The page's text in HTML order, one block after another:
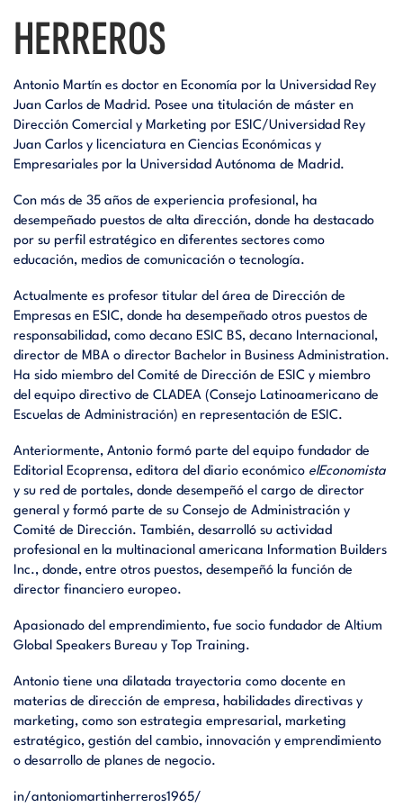
HERREROS
Antonio Martín es doctor en Economía por la Universidad Rey
Juan Carlos de Madrid. Posee una titulación de máster en
Dirección Comercial y Marketing por ESIC/Universidad Rey
Juan Carlos y licenciatura en Ciencias Económicas y
Empresariales por la Universidad Autónoma de Madrid.
Con más de 35 años de experiencia profesional, ha
desempeñado puestos de alta dirección, donde ha destacado
por su perfil estratégico en diferentes sectores como
educación, medios de comunicación o tecnología.
Actualmente es profesor titular del área de Dirección de
Empresas en ESIC, donde ha desempeñado otros puestos de
responsabilidad, como decano ESIC BS, decano Internacional,
director de MBA o director Bachelor in Business Administration.
Ha sido miembro del Comité de Dirección de ESIC y miembro
del equipo directivo de CLADEA (Consejo Latinoamericano de
Escuelas de Administración) en representación de ESIC.
Anteriormente, Antonio formó parte del equipo fundador de
Editorial Ecoprensa, editora del diario económico elEconomista
y su red de portales, donde desempeñó el cargo de director
general y formó parte de su Consejo de Administración y
Comité de Dirección. También, desarrolló su actividad
profesional en la multinacional americana Information Builders
Inc., donde, entre otros puestos, desempeñó la función de
director financiero europeo.
Apasionado del emprendimiento, fue socio fundador de Altium
Global Speakers Bureau y Top Training.
Antonio tiene una dilatada trayectoria como docente en
materias de dirección de empresa, habilidades directivas y
marketing, como son estrategia empresarial, marketing
estratégico, gestión del cambio, innovación y emprendimiento
o desarrollo de planes de negocio.
in/antoniomartinherreros1965/